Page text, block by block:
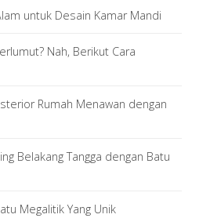
untuk Desain Kamar Mandi
Nah, Berikut Cara
Rumah Menawan dengan
Belakang Tangga dengan Batu
Megalitik Yang Unik